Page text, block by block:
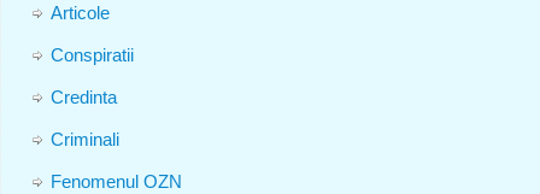
Articole
Conspiratii
Credinta
Criminali
Fenomenul OZN